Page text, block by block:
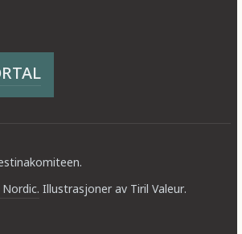
Illustrasjoner av Tiril Valeur.